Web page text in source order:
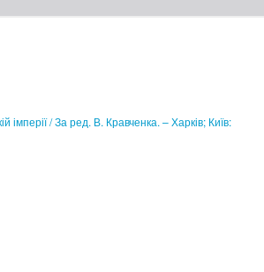
імперії / За ред. В. Кравченка. – Харків; Київ: